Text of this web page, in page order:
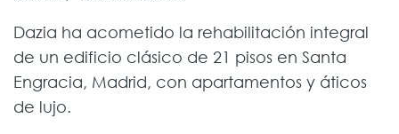
Dazia ha acometido la rehabilitación integral
de un edificio clásico de 21 pisos en Santa
Engracia, Madrid, con apartamentos y áticos
de lujo.